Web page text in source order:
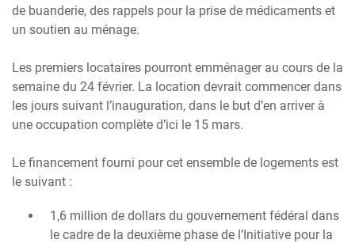
de buanderie, des rappels pour la prise de médicaments et
un soutien au ménage.
Les premiers locataires pourront emménager au cours de la
semaine du 24 février. La location devrait commencer dans
les jours suivant l’inauguration, dans le but d’en arriver à
une occupation complète d’ici le 15 mars.
Le financement fourni pour cet ensemble de logements est
le suivant :
1,6 million de dollars du gouvernement fédéral dans
le cadre de la deuxième phase de l’Initiative pour la